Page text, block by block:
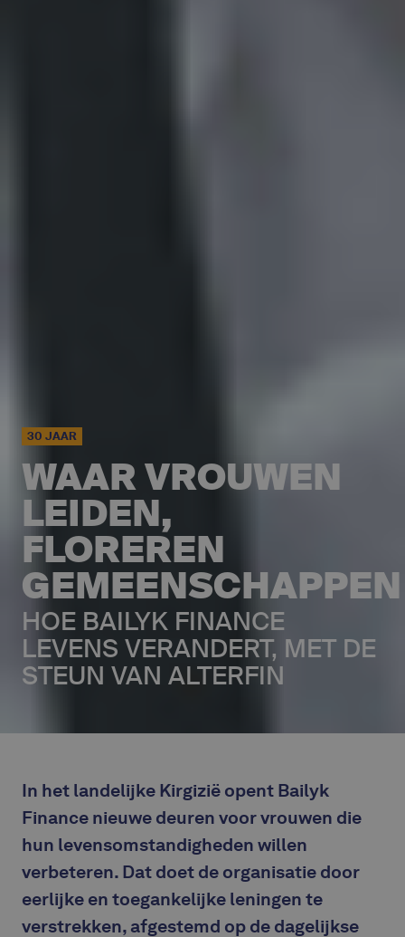
30 JAAR
WAAR VROUWEN
LEIDEN,
FLOREREN
GEMEENSCHAPPEN
HOE BAILYK FINANCE
LEVENS VERANDERT, MET DE
STEUN VAN ALTERFIN
In het landelijke Kirgizië opent Bailyk
Finance nieuwe deuren voor vrouwen die
hun levensomstandigheden willen
verbeteren. Dat doet de organisatie door
eerlijke en toegankelijke leningen te
verstrekken, afgestemd op de dagelijkse